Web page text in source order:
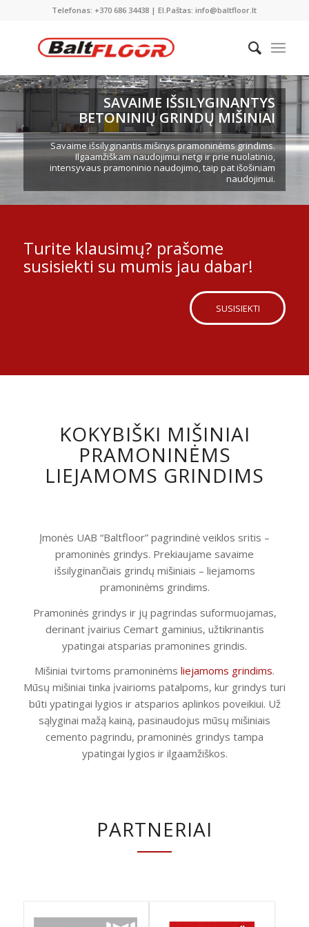
Telefonas: +370 686 34438 | El.Paštas: info@baltfloor.lt
SAVAIME IŠSILYGINANTYS
BETONINIŲ GRINDŲ MIŠINIAI
Savaime išsilyginantis mišinys pramoninėms grindims.
Ilgaamžiškam naudojimui netgi ir prie nuolatinio,
intensyvaus pramoninio naudojimo, taip pat išošiniam
naudojimui.
Turite klausimų? prašome
susisiekti su mumis jau dabar!
SUSISIEKTI
KOKYBIŠKI MIŠINIAI
PRAMONINĖMS
LIEJAMOMS GRINDIMS
Įmonės UAB “Baltfloor” pagrindinė veiklos sritis –
pramoninės grindys. Prekiaujame savaime
išsilyginančiais grindų mišiniais – liejamoms
pramoninėms grindims.
Pramoninės grindys ir jų pagrindas suformuojamas,
derinant įvairius Cemart gaminius, užtikrinantis
ypatingai atsparias pramonines grindis.
Mišiniai tvirtoms pramoninėms liejamoms grindims.
Mūsų mišiniai tinka įvairioms patalpoms, kur grindys turi
būti ypatingai lygios ir atsparios aplinkos poveikiui. Už
sąlyginai mažą kainą, pasinaudojus mūsų mišiniais
cemento pagrindu, pramoninės grindys tampa
ypatingai lygios ir ilgaamžiškos.
PARTNERIAI